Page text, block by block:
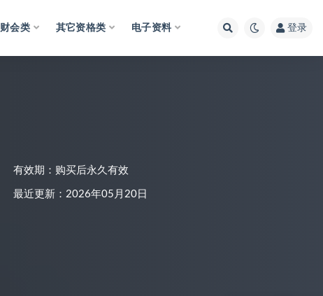
财会类 其它资格类 电子资料 登录
有效期：购买后永久有效
最近更新：2026年05月20日